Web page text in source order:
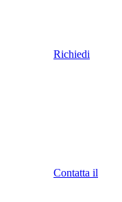
Richiedi
Contatta il